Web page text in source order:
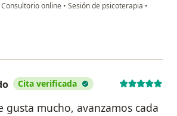
Consultorio online • Sesión de psicoterapia •
Cita verificada
gusta mucho, avanzamos cada